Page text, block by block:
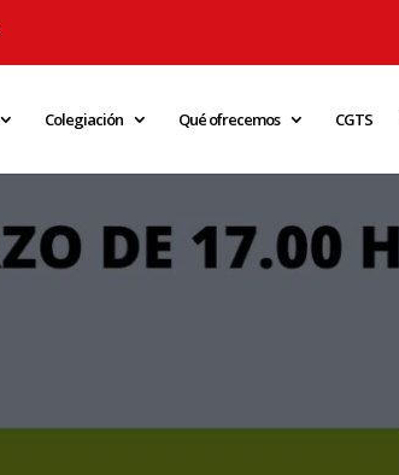
Colegiación Qué ofrecemos CGTS